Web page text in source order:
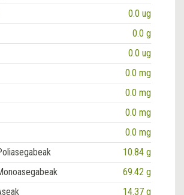
0.0 ug
0.0 g
0.0 ug
0.0 mg
0.0 mg
0.0 mg
0.0 mg
10.84 g
69.42 g
14.37 g